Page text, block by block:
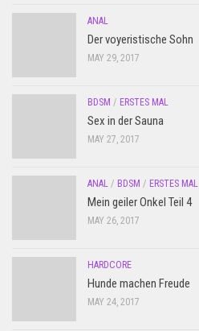
ANAL
Der voyeristische Sohn
MAY 29, 2017
BDSM / ERSTES MAL
Sex in der Sauna
MAY 27, 2017
ANAL / BDSM / ERSTES MAL
Mein geiler Onkel Teil 4
MAY 26, 2017
HARDCORE
Hunde machen Freude
MAY 24, 2017